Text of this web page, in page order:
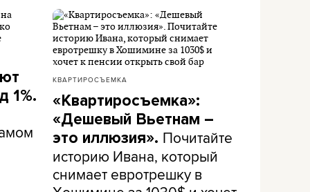
1%.
КВАРТИРОСЪЕМКА
«Квартиросъемка»:
«Дешевый Вьетнам –
это иллюзия». Почитайте
историю Ивана, который
снимает евротрешку в